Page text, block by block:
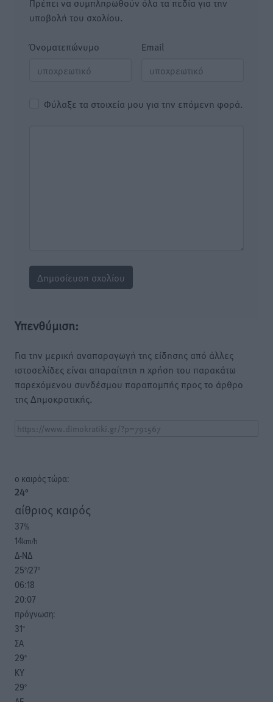
υποβολή του σχολίου.
Όνοματεπώνυμο Email
Φύλαξε τα στοιχεία μου για την επόμενη φορά.
Υπενθύμιση:
Για την μερική αναπαραγωγή της είδησης από άλλες
ιστοσελίδες είναι απαραίτητη η χρήση του παρακάτω
παρεχόμενου συνδέσμου παραπομπής προς το άρθρο
της Δημοκρατικής.
o καιρός τώρα:
24°
αίθριος καιρός
37%
14km/h
Δ-ΝΔ
25°/27°
06:18
20:07
πρόγνωση:
31°
ΣΑ
29°
ΚΥ
29°